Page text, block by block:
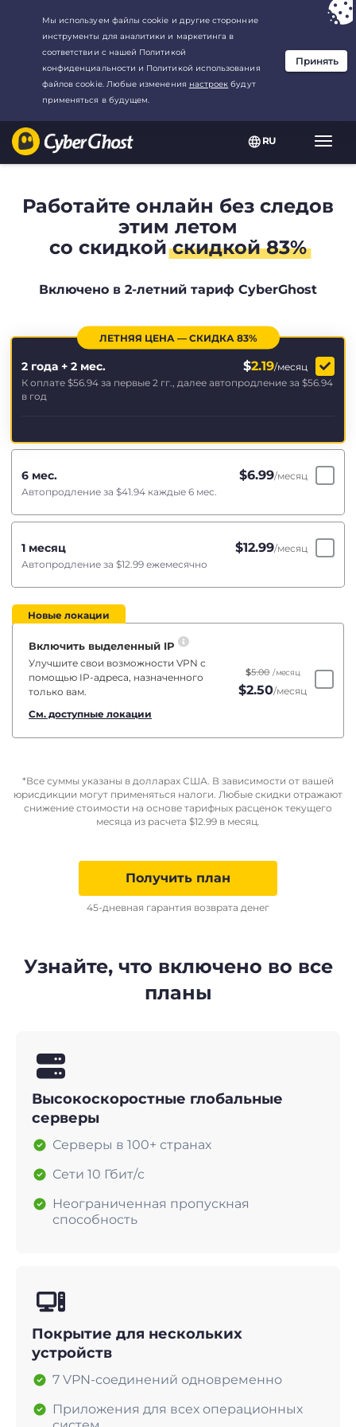
RU
Ваш выбор:Лучшая сделкадля2.1666666666667-год at$
месяц
Работайте онлайн без следов
этим летом
со скидкойскидкой 83%
Включено в 2-летний тариф CyberGhost
ЛЕТНЯЯ ЦЕНА — СКИДКА 83%
2 года + 2 мес. $2.19/месяц
К оплате $56.94 за первые 2 гг., далее автопродление за $56.94
в год
6 мес. $6.99/месяц
Автопродление за $41.94 каждые 6 мес.
1 месяц $12.99/месяц
Автопродление за $12.99 ежемесячно
Новые локации
Включить выделенный IP
Улучшите свои возможности VPN с
помощью IP-адреса, назначенного
только вам.
См. доступные локации
$5.00 /месяц
$2.50/месяц
*Все суммы указаны в долларах США. В зависимости от вашей
юрисдикции могут применяться налоги. Любые скидки отражают
снижение стоимости на основе тарифных расценок текущего
месяца из расчета $12.99 в месяц.
Получить план
45-дневная гарантия возврата денег
Узнайте, что включено во все
планы
Высокоскоростные глобальные
серверы
Серверы в 100+ странах
Сети 10 Гбит/с
Неограниченная пропускная
способность
Покрытие для нескольких
устройств
7 VPN-соединений одновременно
Приложения для всех операционных